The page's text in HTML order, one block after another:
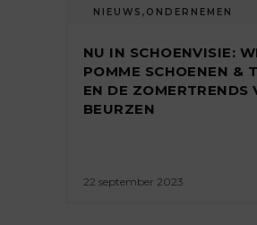
NIEUWS , ONDERNEMEN
NU IN SCHOENVISIE:
POMME SCHOENEN &
EN DE ZOMERTRENDS
BEURZEN
22 september 2023